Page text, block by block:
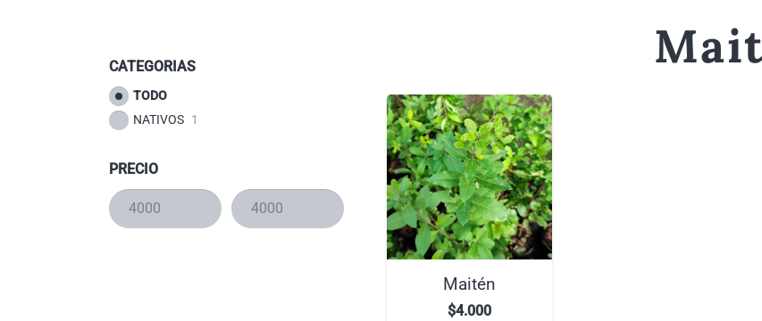
CATEGORIAS
TODO
NATIVOS 1
PRECIO
Maitén
$4.000